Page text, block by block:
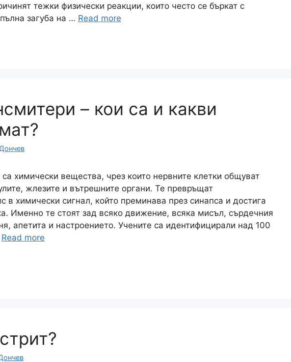
тежки физически реакции, които често се бъркат с
загуба на … Read more
– кои са и какви
химически вещества, чрез които нервните клетки общуват
жлезите и вътрешните органи. Те превръщат
в химически сигнал, който преминава през синапса и достига
Именно те стоят зад всяко движение, всяка мисъл, сърдечния
апетита и настроението. Учените са идентифицирали над 100
Read more